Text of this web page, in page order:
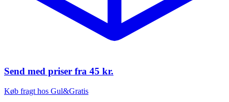
Send med priser fra 45 kr.
Køb fragt hos Gul&Gratis